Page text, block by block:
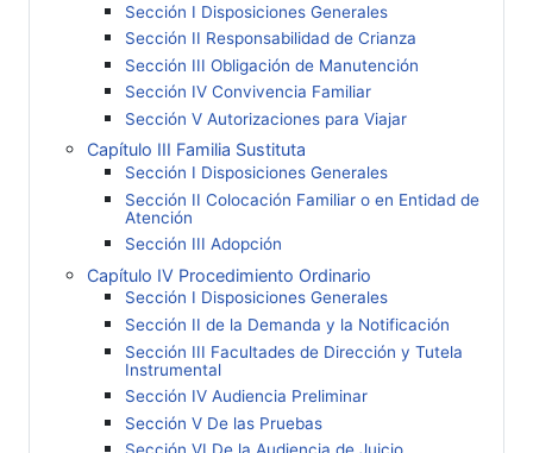
Sección I Disposiciones Generales
Sección II Responsabilidad de Crianza
Sección III Obligación de Manutención
Sección IV Convivencia Familiar
Sección V Autorizaciones para Viajar
Capítulo III Familia Sustituta
Sección I Disposiciones Generales
Sección II Colocación Familiar o en Entidad de
Atención
Sección III Adopción
Capítulo IV Procedimiento Ordinario
Sección I Disposiciones Generales
Sección II de la Demanda y la Notificación
Sección III Facultades de Dirección y Tutela
Instrumental
Sección IV Audiencia Preliminar
Sección V De las Pruebas